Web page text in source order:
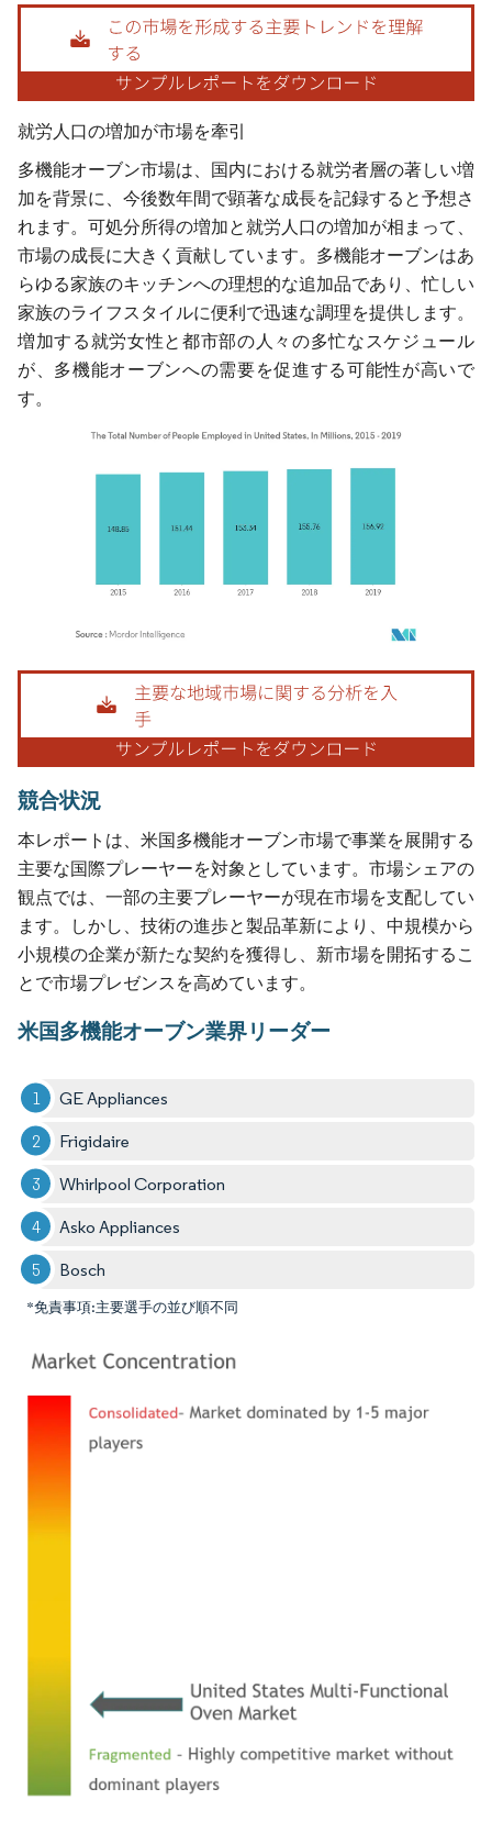
画像 © Mordor Intelligence。再利用にはCC BY 4.0の表示が必要です。
就労人口の増加が市場を牽引
多機能オーブン市場は、国内における就労者層の著しい増
加を背景に、今後数年間で顕著な成長を記録すると予想さ
れます。可処分所得の増加と就労人口の増加が相まって、
市場の成長に大きく貢献しています。多機能オーブンはあ
らゆる家族のキッチンへの理想的な追加品であり、忙しい
家族のライフスタイルに便利で迅速な調理を提供します。
増加する就労女性と都市部の人々の多忙なスケジュール
が、多機能オーブンへの需要を促進する可能性が高いで
す。
画像 © Mordor Intelligence。再利用にはCC BY 4.0の表示が必要です。
競合状況
本レポートは、米国多機能オーブン市場で事業を展開する
主要な国際プレーヤーを対象としています。市場シェアの
観点では、一部の主要プレーヤーが現在市場を支配してい
ます。しかし、技術の進歩と製品革新により、中規模から
小規模の企業が新たな契約を獲得し、新市場を開拓するこ
とで市場プレゼンスを高めています。
米国多機能オーブン業界リーダー
GE Appliances
Frigidaire
Whirlpool Corporation
Asko Appliances
Bosch
*免責事項:主要選手の並び順不同